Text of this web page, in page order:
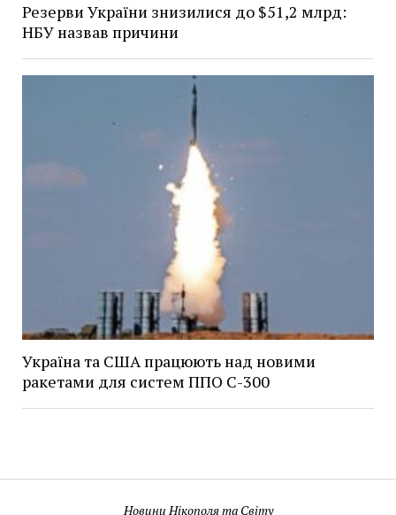
Резерви України знизилися до $51,2 млрд:
НБУ назвав причини
Україна та США працюють над новими
ракетами для систем ППО С-300
Новини Нікополя та Світу